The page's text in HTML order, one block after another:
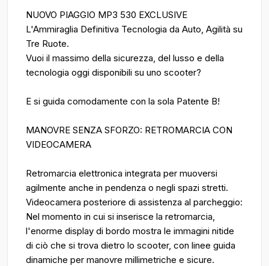
NUOVO PIAGGIO MP3 530 EXCLUSIVE
L'Ammiraglia Definitiva Tecnologia da Auto, Agilità su
Tre Ruote.
Vuoi il massimo della sicurezza, del lusso e della
tecnologia oggi disponibili su uno scooter?
E si guida comodamente con la sola Patente B!
MANOVRE SENZA SFORZO: RETROMARCIA CON
VIDEOCAMERA
Retromarcia elettronica integrata per muoversi
agilmente anche in pendenza o negli spazi stretti.
Videocamera posteriore di assistenza al parcheggio:
Nel momento in cui si inserisce la retromarcia,
l'enorme display di bordo mostra le immagini nitide
di ciò che si trova dietro lo scooter, con linee guida
dinamiche per manovre millimetriche e sicure.